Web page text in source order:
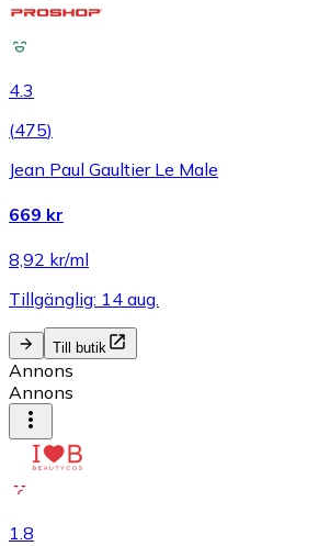
4.3
(475)
Jean Paul Gaultier Le Male
669 kr
8,92 kr/ml
Tillgänglig: 14 aug.
Till butik
Annons
Annons
1.8